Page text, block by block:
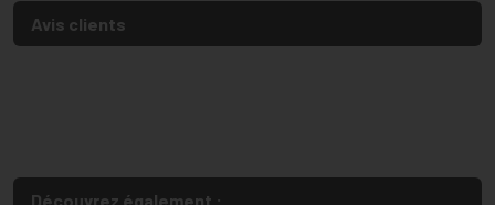
Avis clients
Découvrez également :